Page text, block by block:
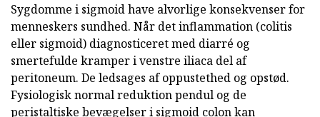
Sygdomme i sigmoid have alvorlige konsekvenser for
menneskers sundhed. Når det inflammation (colitis
eller sigmoid) diagnosticeret med diarré og
smertefulde kramper i venstre iliaca del af
peritoneum. De ledsages af oppustethed og opstød.
Fysiologisk normal reduktion pendul og de
peristaltiske bevægelser i sigmoid colon kan